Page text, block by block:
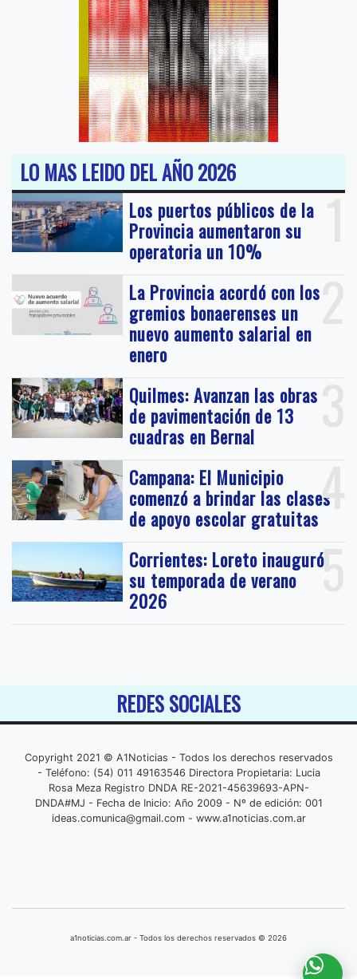
LO MAS LEIDO DEL AÑO 2026
1
Los puertos públicos de la
Provincia aumentaron su
operatoria un 10%
2
La Provincia acordó con los
gremios bonaerenses un
nuevo aumento salarial en
enero
3
Quilmes: Avanzan las obras
de pavimentación de 13
cuadras en Bernal
4
Campana: El Municipio
comenzó a brindar las clases
de apoyo escolar gratuitas
5
Corrientes: Loreto inauguró
su temporada de verano
2026
REDES SOCIALES
Copyright 2021 © A1Noticias - Todos los derechos reservados
- Teléfono: (54) 011 49163546 Directora Propietaria: Lucia
Rosa Meza Registro DNDA RE-2021-45639693-APN-
DNDA#MJ - Fecha de Inicio: Año 2009 - Nº de edición: 001
ideas.comunica@gmail.com- www.a1noticias.com.ar
a1noticias.com.ar - Todos los derechos reservados © 2026